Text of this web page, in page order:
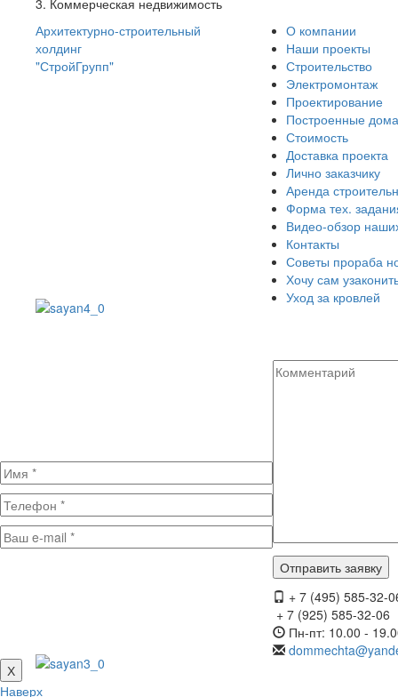
3. Коммерческая недвижимость
Архитектурно-строительный
холдинг
"СтройГрупп"
О компании
Наши проекты
Строительство
Электромонтаж
Проектирование
Построенные
Стоимость
Доставка проекта
Лично заказчику
Аренда
Форма тех.
Видео-обзор
Контакты
Советы прораба
Хочу сам
Уход за кровлей
+ 7 (495) 585-32-
+ 7 (925) 585-32-06
Пн-пт: 10.00 -
Х
Наверх